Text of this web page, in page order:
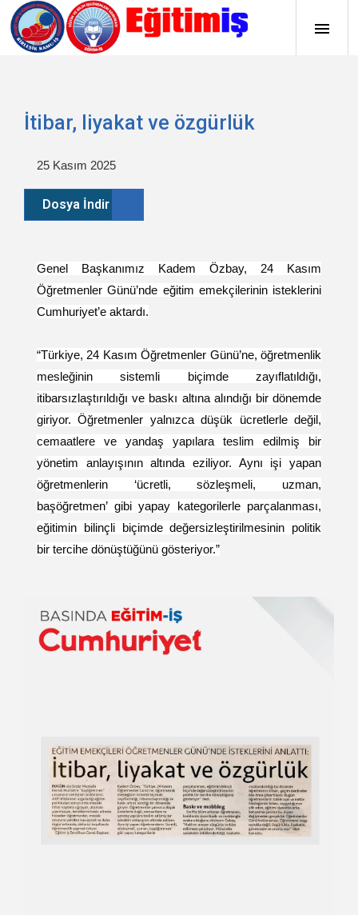
İtibar, liyakat ve özgürlük
25 Kasım 2025
Dosya İndir
Genel Başkanımız Kadem Özbay, 24 Kasım
Öğretmenler Günü’nde eğitim emekçilerinin isteklerini
Cumhuriyet’e aktardı.
“Türkiye, 24 Kasım Öğretmenler Günü’ne, öğretmenlik
mesleğinin sistemli biçimde zayıflatıldığı,
itibarsızlaştırıldığı ve baskı altına alındığı bir dönemde
giriyor. Öğretmenler yalnızca düşük ücretlerle değil,
cemaatlere ve yandaş yapılara teslim edilmiş bir
yönetim anlayışının altında eziliyor. Aynı işi yapan
öğretmenlerin ‘ücretli, sözleşmeli, uzman,
başöğretmen’ gibi yapay kategorilerle parçalanması,
eğitimin bilinçli biçimde değersizleştirilmesinin politik
bir tercihe dönüştüğünü gösteriyor.”